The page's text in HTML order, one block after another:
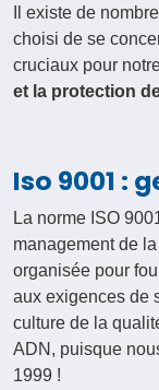
Il existe de
choisi de se
cruciaux pour
et la protection
Iso 9001 :
La norme ISO
management de
organisée pour
aux exigences de
culture de la
ADN, puisque
1999 !